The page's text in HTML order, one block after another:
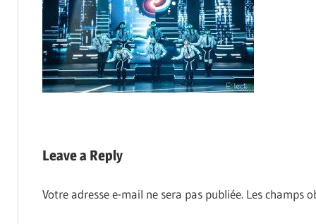
Leave a Reply
Votre adresse e-mail ne sera pas publiée. Les champs